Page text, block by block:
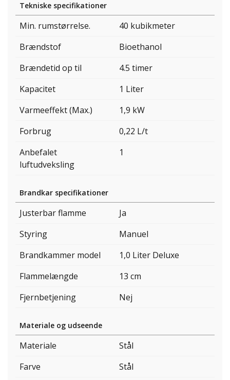
Tekniske specifikationer
Min. rumstørrelse.
40 kubikmeter
Brændstof
Bioethanol
Brændetid op til
4.5 timer
Kapacitet
1 Liter
Varmeeffekt (Max.)
1,9 kW
Forbrug
0,22 L/t
Anbefalet
luftudveksling
1
Brandkar specifikationer
Justerbar flamme
Ja
Styring
Manuel
Brandkammer model
1,0 Liter Deluxe
Flammelængde
13 cm
Fjernbetjening
Nej
Materiale og udseende
Materiale
Stål
Farve
Stål